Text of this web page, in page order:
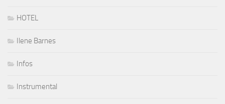
HOTEL
Ilene Barnes
Infos
Instrumental